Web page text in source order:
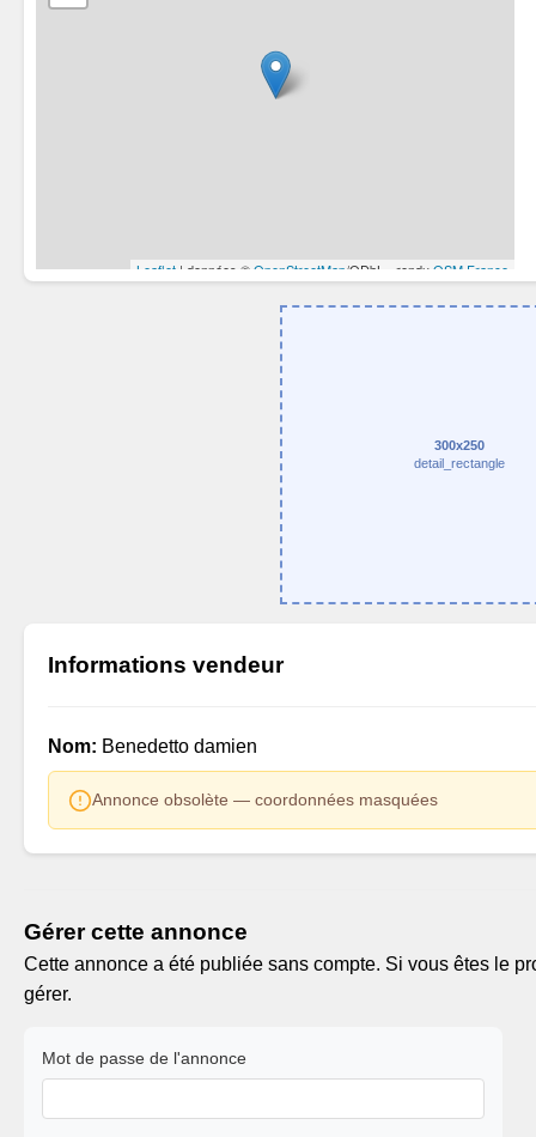
300x250
detail_rectangle
Informations vendeur
Nom: Benedetto damien
Annonce obsolète — coordonnées masquées
Gérer cette annonce
Cette annonce a été publiée sans compte. Si vous êtes le
gérer.
Mot de passe de l'annonce